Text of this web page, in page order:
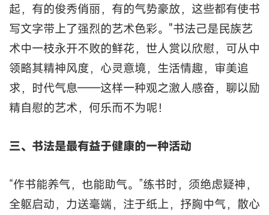
起，有的俊秀俏丽，有的气势豪放，这些都有使书
写文字带上了强烈的艺术色彩。"书法己是民族艺
术中一枝永开不败的鲜花，世人赏以欣慰，可从中
领略其精神风度，心灵意境，生活情趣，审美追
求，时代气息——这样一种观之激人感奋，聊以励
精自慰的艺术，何乐而不为呢！
三、书法是最有益于健康的一种活动
“作书能养气，也能助气。”练书时，须绝虑疑神，
全躯启动，力送毫端，注于纸上，抒胸中气，散心